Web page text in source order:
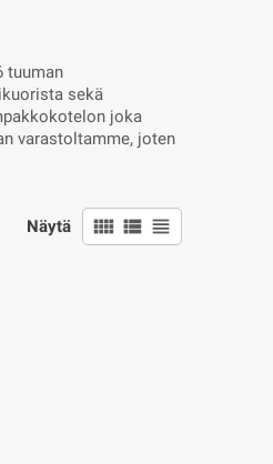
tuuman
sekä
joka
varastoltamme, joten
Näytä view_comfy view_list view_headline